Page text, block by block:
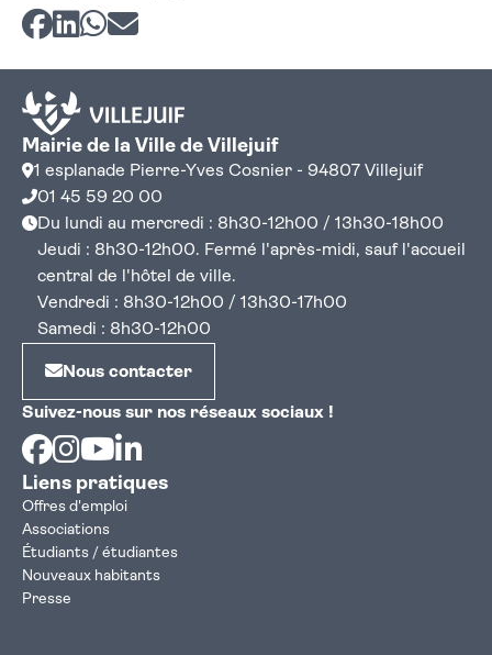
Partager sur Facebook
Partager sur LinkedIn
Partager sur Whatsapp
Partager par courriel
Mairie de la Ville de Villejuif
1 esplanade Pierre-Yves Cosnier - 94807 Villejuif
01 45 59 20 00
Du lundi au mercredi : 8h30-12h00 / 13h30-18h00
Jeudi : 8h30-12h00. Fermé l'après-midi, sauf l'accueil
central de l'hôtel de ville.
Vendredi : 8h30-12h00 / 13h30-17h00
Samedi : 8h30-12h00
Nous contacter
Suivez-nous sur nos réseaux sociaux !
Facebook
Instagram
Youtube
Liens pratiques
Offres d'emploi
Associations
Étudiants / étudiantes
Nouveaux habitants
Presse